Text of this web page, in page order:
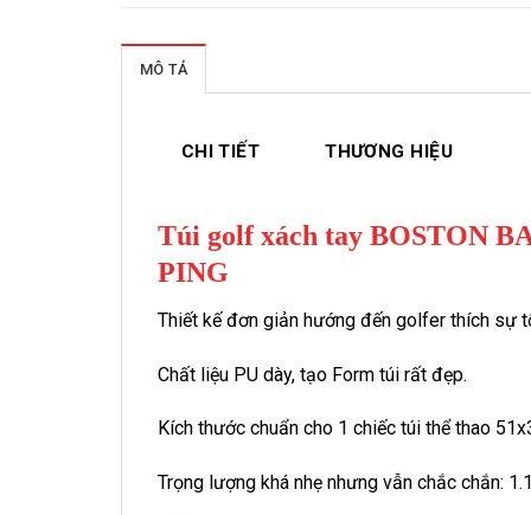
MÔ TẢ
CHI TIẾT THƯƠNG HIỆU
Túi golf xách tay BOSTON
PING
Thiết kế đơn giản hướng đến golfer thích sự
Chất liệu PU dày, tạo Form túi rất đẹp.
Kích thước chuẩn cho 1 chiếc túi thể thao
Trọng lượng khá nhẹ nhưng vẫn chắc chắn: